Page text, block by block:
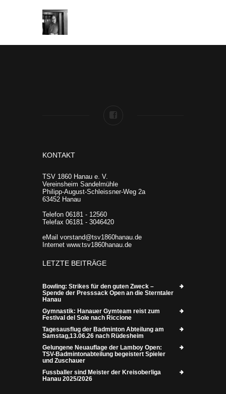
KONTAKT
TSV 1860 Hanau e. V.
Vereinsheim Sandelmühle
Philipp-August-Schleissner-Weg 2a
63452 Hanau
Telefon 06181 - 12560
Telefax 06181 - 3046420
eMail vorstand@tsv1860hanau.de
Internet www.tsv1860hanau.de
LETZTE BEITRÄGE
Bowling: Strikes für den guten Zweck –
Spende der Presssack Open an die Sterntaler
Hanau
Gymnastik: Hanauer Gymteam reist zum
Festival del Sole nach Riccione
Tagesausflug der Badminton Abteilung am
Samstag,13.06.26 nach Rüdesheim
Gelungene Neuauflage der Lamboy Open:
TSV-Badmintonabteilung begeistert Spieler
und Zuschauer
Fussballer sind Meister der Kreisoberliga
Hanau 2025/2026